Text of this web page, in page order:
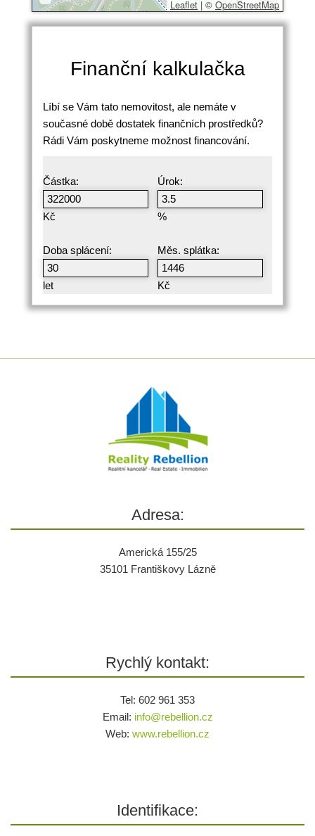
Leaflet | © OpenStreetMap
Finanční kalkulačka
Líbí se Vám tato nemovitost, ale nemáte v
současné době dostatek finančních prostředků?
Rádi Vám poskytneme možnost financování.
Částka:
Kč
Úrok:
%
Doba splácení:
let
Měs. splátka:
Kč
Adresa:
Americká 155/25
35101 Františkovy Lázně
Rychlý kontakt:
Tel: 602 961 353
Email: info@rebellion.cz
Web: www.rebellion.cz
Identifikace: